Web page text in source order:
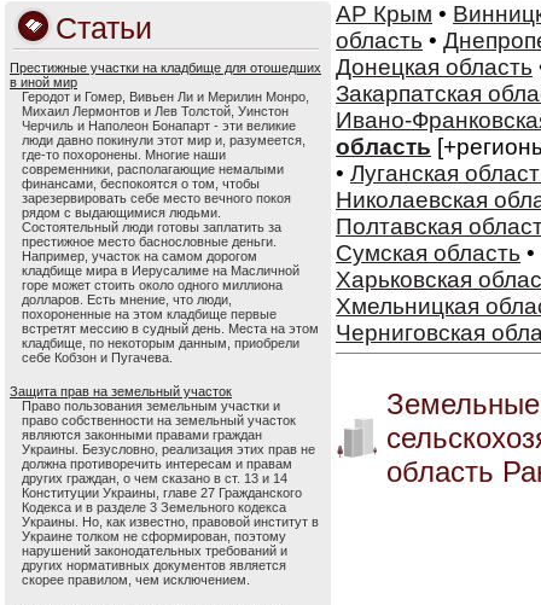
Статьи
Престижные участки на кладбище для отошедших
в иной мир
Геродот и Гомер, Вивьен Ли и Мерилин Монро,
Михаил Лермонтов и Лев Толстой, Уинстон
Черчиль и Наполеон Бонапарт - эти великие
люди давно покинули этот мир и, разумеется,
где-то похоронены. Многие наши
современники, располагающие немалыми
финансами, беспокоятся о том, чтобы
зарезервировать себе место вечного покоя
рядом с выдающимися людьми.
Состоятельный люди готовы заплатить за
престижное место баснословные деньги.
Например, участок на самом дорогом
кладбище мира в Иерусалиме на Масличной
горе может стоить около одного миллиона
долларов. Есть мнение, что люди,
похороненные на этом кладбище первые
встретят мессию в судный день. Места на этом
кладбище, по некоторым данным, приобрели
себе Кобзон и Пугачева.
Защита прав на земельный участок
Право пользования земельным участки и
право собственности на земельный участок
являются законными правами граждан
Украины. Безусловно, реализация этих прав не
должна противоречить интересам и правам
других граждан, о чем сказано в ст. 13 и 14
Конституции Украины, главе 27 Гражданского
Кодекса и в разделе 3 Земельного кодекса
Украины. Но, как известно, правовой институт в
Украине толком не сформирован, поэтому
нарушений законодательных требований и
других нормативных документов является
скорее правилом, чем исключением.
АР Крым •
область •
Донецкая область
Закарпатская
Ивано-
область
• Луганская
Николаевская
Полтавская
Сумская область •
Харьковская
Хмельницкая
Черниговская
Земельные
область